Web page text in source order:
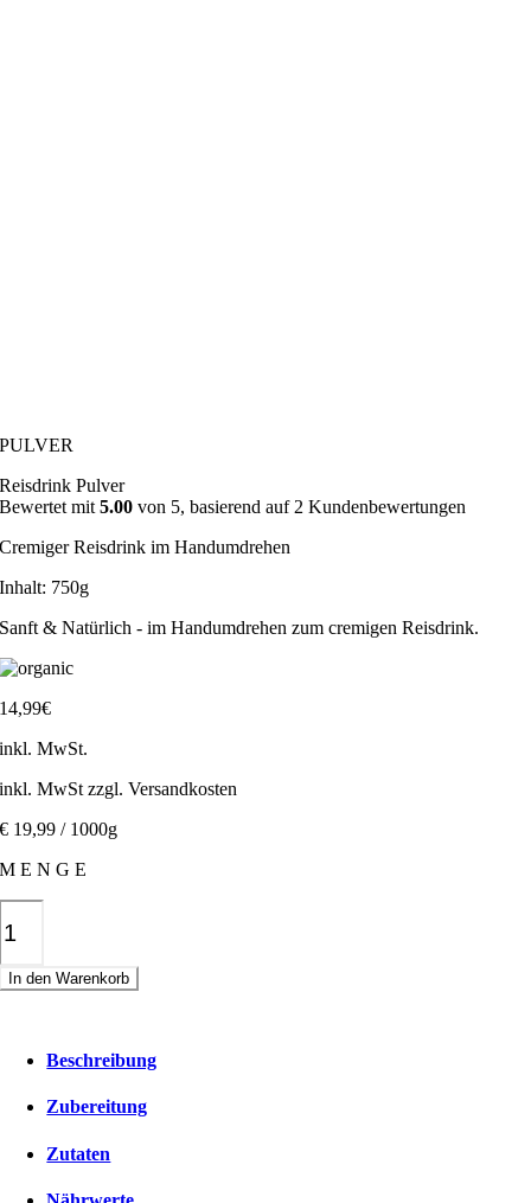
PULVER
Reisdrink Pulver
Bewertet mit5.00 von 5, basierend auf 2 Kundenbewertungen
Cremiger Reisdrink im Handumdrehen
Inhalt: 750g
Sanft & Natürlich - im Handumdrehen zum cremigen Reisdrink.
14,99€
inkl. MwSt.
inkl. MwSt zzgl. Versandkosten
€ 19,99 / 1000g
M E N G E
In den Warenkorb
Beschreibung
Zubereitung
Zutaten